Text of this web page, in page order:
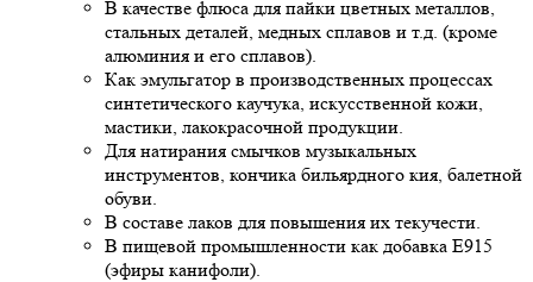
В качестве флюса для пайки цветных металлов,
стальных деталей, медных сплавов и т.д. (кроме
алюминия и его сплавов).
Как эмульгатор в производственных процессах
синтетического каучука, искусственной кожи,
мастики, лакокрасочной продукции.
Для натирания смычков музыкальных
инструментов, кончика бильярдного кия, балетной
обуви.
В составе лаков для повышения их текучести.
В пищевой промышленности как добавка Е915
(эфиры канифоли).